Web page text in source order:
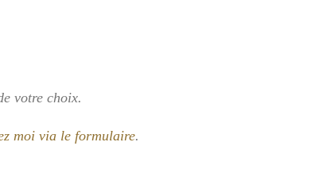
votre choix.
moi via le formulaire.